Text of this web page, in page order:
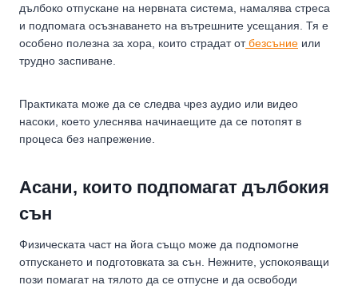
дълбоко отпускане на нервната система, намалява стреса
и подпомага осъзнаването на вътрешните усещания. Тя е
особено полезна за хора, които страдат отбезсъние или
трудно заспиване.
Практиката може да се следва чрез аудио или видео
насоки, което улеснява начинаещите да се потопят в
процеса без напрежение.
Асани, които подпомагат дълбокия
сън
Физическата част на йога също може да подпомогне
отпускането и подготовката за сън. Нежните, успокояващи
пози помагат на тялото да се отпусне и да освободи